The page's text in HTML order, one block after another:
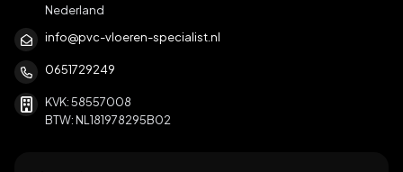
Nederland
info@pvc-vloeren-specialist.nl
0651729249
KVK: 58557008
BTW: NL181978295B02